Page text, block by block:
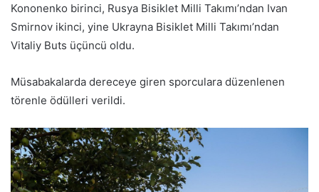
Kononenko birinci, Rusya Bisiklet Milli Takımı’ndan Ivan
Smirnov ikinci, yine Ukrayna Bisiklet Milli Takımı’ndan
Vitaliy Buts üçüncü oldu.
Müsabakalarda dereceye giren sporculara düzenlenen
törenle ödülleri verildi.